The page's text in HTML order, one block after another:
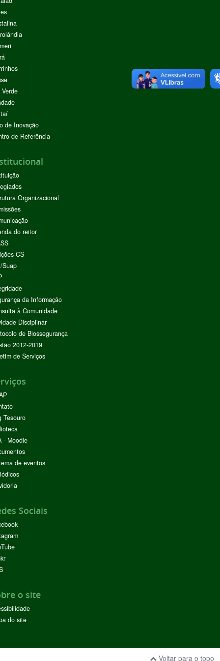
de Inovação
de Referência
Organizacional
do reitor
CS
Suap
da Informação
à Comunidade
Disciplinar
de Biossegurança
2012-2019
de Serviços
Tesouro
- Moodle
de eventos
Sociais
o site
do site
Voltar para o topo